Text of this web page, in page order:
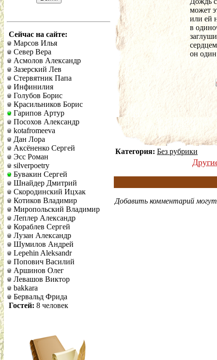
Сейчас на сайте:
Марсов Илья
Север Вера
Асмолов Александр
Зазерский Лев
Стервятник Папа
Инфинилия
Голубов Борис
Красильников Борис
Гарипов Артур
Посохов Александр
kotafromeeva
Дан Лора
Аксёненко Сергей
Эсс Роман
silverpoetry
Бувакин Сергей
Шнайдер Дмитрий
Скородинский Ицхак
Котиков Владимир
Миропольский Владимир
Леплер Александр
Кораблев Сергей
Лузан Александр
Шумилов Андрей
Lepehin Aleksandr
Попович Василий
Аршинов Олег
Левашов Виктор
bakkara
Бервальд Фрида
Гостей: 8 человек
может
или ей
в
он
Категория: Без рубрики
Добавить комментарий